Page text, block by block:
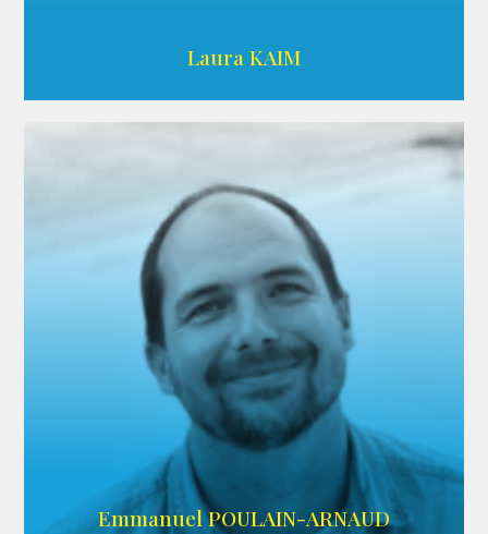
Laura KAIM
AGENCE SINGULARIST
Emmanuel POULAIN-ARNAUD